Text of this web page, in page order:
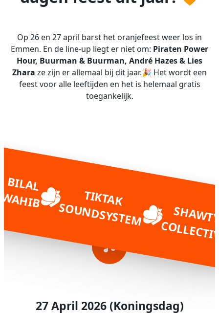
Op 26 en 27 april barst het oranjefeest weer los in
Emmen. En de line-up liegt er niet om: Piraten Power
Hour, Buurman & Buurman, André Hazes & Lies
Zhara ze zijn er allemaal bij dit jaar.🎉 Het wordt een
feest voor alle leeftijden en het is helemaal gratis
toegankelijk.
B
IL
A
L
W
A
H
IB T
IK
TA
K
S
O
U
N
D
S
Y
S
T
E
M
27 April 2026 (koningsdag)